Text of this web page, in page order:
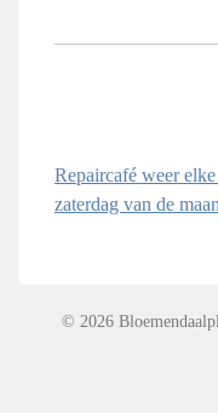
Bericht
navigatie
Repaircafé weer elke
zaterdag van de
© 2026